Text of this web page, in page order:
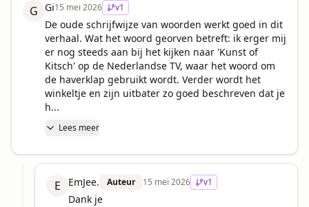
G Gi15 mei 2026 v1
De oude schrijfwijze van woorden werkt goed in dit
verhaal. Wat het woord georven betreft: ik erger mij
er nog steeds aan bij het kijken naar 'Kunst of
Kitsch' op de Nederlandse TV, waar het woord om
de haverklap gebruikt wordt. Verder wordt het
winkeltje en zijn uitbater zo goed beschreven dat je
h...
Lees meer
E EmJee. Auteur 15 mei 2026 v1
Dank je